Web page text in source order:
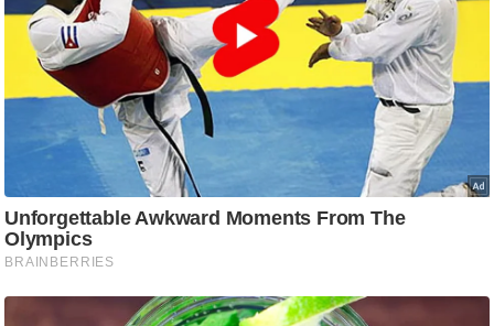
ल्म
स
मी
क्षा
e
a
k